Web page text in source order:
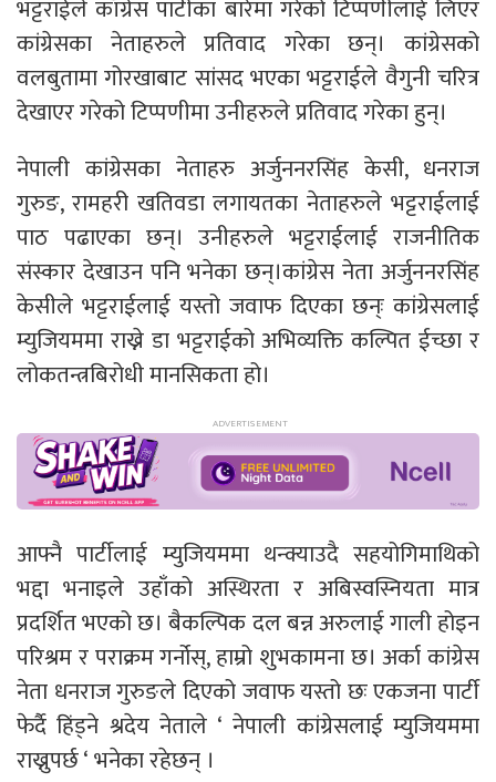
भट्टराईले काँग्रेस पार्टीका बारेमा गरेको टिप्पणीलाई लिएर
कांग्रेसका नेताहरुले प्रतिवाद गरेका छन्। कांग्रेसको
वलबुतामा गोरखाबाट सांसद भएका भट्टराईले वैगुनी चरित्र
देखाएर गरेको टिप्पणीमा उनीहरुले प्रतिवाद गरेका हुन्।
नेपाली कांग्रेसका नेताहरु अर्जुननरसिंह केसी, धनराज
गुरुङ, रामहरी खतिवडा लगायतका नेताहरुले भट्टराईलाई
पाठ पढाएका छन्। उनीहरुले भट्टराईलाई राजनीतिक
संस्कार देखाउन पनि भनेका छन्।कांग्रेस नेता अर्जुननरसिंह
केसीले भट्टराईलाई यस्तो जवाफ दिएका छन्ः कांग्रेसलाई
म्युजियममा राख्ने डा भट्टराईको अभिव्यक्ति कल्पित ईच्छा र
लोकतन्त्रबिरोधी मानसिकता हो।
आफ्नै पार्टीलाई म्युजियममा थन्क्याउदै सहयोगिमाथिको
भद्दा भनाइले उहाँको अस्थिरता र अबिस्वस्नियता मात्र
प्रदर्शित भएको छ। बैकल्पिक दल बन्न अरुलाई गाली होइन
परिश्रम र पराक्रम गर्नोस्, हाम्रो शुभकामना छ। अर्का कांग्रेस
नेता धनराज गुरुङले दिएको जवाफ यस्तो छः एकजना पार्टी
फेर्दै हिंड्ने श्रदेय नेताले ‘ नेपाली कांग्रेसलाई म्युजियममा
राख्नुपर्छ ‘ भनेका रहेछन् ।